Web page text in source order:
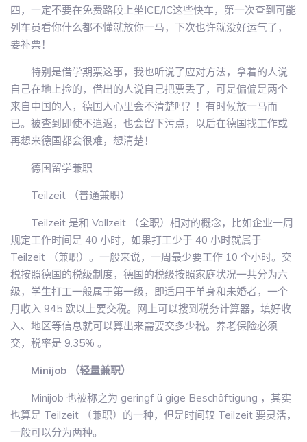
四，一定不要在免费路段上坐ICE/IC这些快车，第一次查到可能
列车员看你什么都不懂就放你一马，下次也许就没好运气了，
要补票！
特别是借学期票这事，我也听说了应对方法，拿着的人说
自己在地上捡的，借出的人说自己把票丢了，可是偏偏是两个
来自中国的人，德国人心里会不清楚吗？！有时候放一马而
已。被查到即使不遣返，也会留下污点，以后在德国找工作或
再想来德国都会很难，想清楚！
德国留学兼职
Teilzeit （普通兼职）
Teilzeit 是和 Vollzeit （全职）相对的概念，比如企业一周
规定工作时间是 40 小时，如果打工少于 40 小时就属于
Teilzeit （兼职）。一般来说，一周最少要工作 10 个小时。交
税按照德国的税级制度，德国的税级按照家庭状况一共分为六
级，学生打工一般属于第一级，即适用于单身和未婚者，一个
月收入 945 欧以上要交税。网上可以搜到税务计算器，填好收
入、地区等信息就可以算出来需要交多少税。养老保险必须
交，税率是 9.35% 。
Minijob （轻量兼职）
Minijob 也被称之为 geringf ü gige Beschäftigung ，其实
也算是 Teilzeit （兼职）的一种，但是时间较 Teilzeit 要灵活，
一般可以分为两种。